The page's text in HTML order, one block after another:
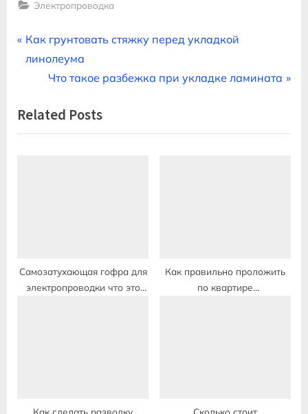
Электропроводка
Навигация
P
r
i
o
:
Как грунтовать стяжку перед укладкой
линолеума
N
x
t
Что такое разбежка при укладке ламината
Related Posts
Самозатухающая гофра для
электропроводки что это
Как правильно проложить
по квартире
Как сделать разводку
Сколько стоит